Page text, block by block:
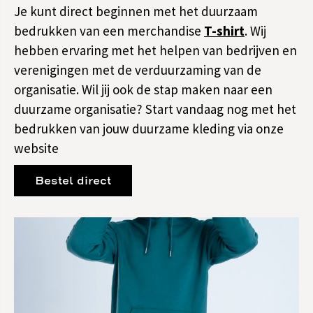
Je kunt direct beginnen met het duurzaam
bedrukken van een merchandise T-shirt. Wij
hebben ervaring met het helpen van bedrijven en
verenigingen met de verduurzaming van de
organisatie. Wil jij ook de stap maken naar een
duurzame organisatie? Start vandaag nog met het
bedrukken van jouw duurzame kleding via onze
website
Bestel direct